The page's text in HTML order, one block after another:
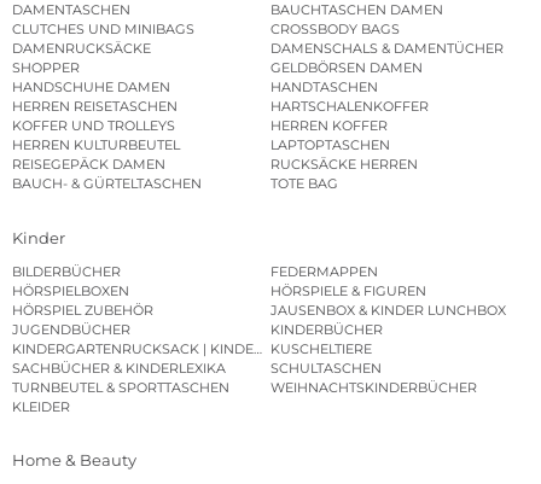
DAMENTASCHEN
BAUCHTASCHEN DAMEN
CLUTCHES UND MINIBAGS
CROSSBODY BAGS
DAMENRUCKSÄCKE
DAMENSCHALS & DAMENTÜCHER
SHOPPER
GELDBÖRSEN DAMEN
HANDSCHUHE DAMEN
HANDTASCHEN
HERREN REISETASCHEN
HARTSCHALENKOFFER
KOFFER UND TROLLEYS
HERREN KOFFER
HERREN KULTURBEUTEL
LAPTOPTASCHEN
REISEGEPÄCK DAMEN
RUCKSÄCKE HERREN
BAUCH- & GÜRTELTASCHEN
TOTE BAG
Kinder
BILDERBÜCHER
FEDERMAPPEN
HÖRSPIELBOXEN
HÖRSPIELE & FIGUREN
HÖRSPIEL ZUBEHÖR
JAUSENBOX & KINDER LUNCHBOX
JUGENDBÜCHER
KINDERBÜCHER
KINDERGARTENRUCKSACK | KINDERGARTENBEUTEL
KUSCHELTIERE
SACHBÜCHER & KINDERLEXIKA
SCHULTASCHEN
TURNBEUTEL & SPORTTASCHEN
WEIHNACHTSKINDERBÜCHER
KLEIDER
Home & Beauty